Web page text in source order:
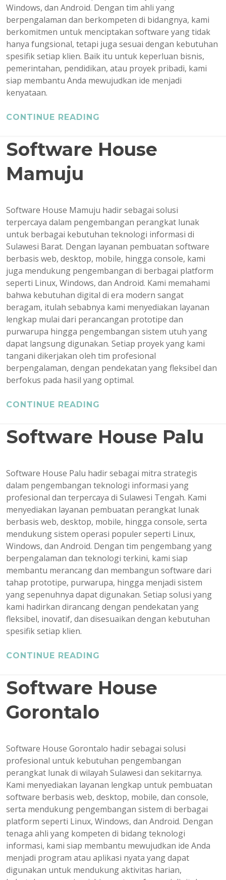
Windows, dan Android. Dengan tim ahli yang
berpengalaman dan berkompeten di bidangnya, kami
berkomitmen untuk menciptakan software yang tidak
hanya fungsional, tetapi juga sesuai dengan kebutuhan
spesifik setiap klien. Baik itu untuk keperluan bisnis,
pemerintahan, pendidikan, atau proyek pribadi, kami
siap membantu Anda mewujudkan ide menjadi
kenyataan.
CONTINUE READING
Software House
Mamuju
Software House Mamuju hadir sebagai solusi
terpercaya dalam pengembangan perangkat lunak
untuk berbagai kebutuhan teknologi informasi di
Sulawesi Barat. Dengan layanan pembuatan software
berbasis web, desktop, mobile, hingga console, kami
juga mendukung pengembangan di berbagai platform
seperti Linux, Windows, dan Android. Kami memahami
bahwa kebutuhan digital di era modern sangat
beragam, itulah sebabnya kami menyediakan layanan
lengkap mulai dari perancangan prototipe dan
purwarupa hingga pengembangan sistem utuh yang
dapat langsung digunakan. Setiap proyek yang kami
tangani dikerjakan oleh tim profesional
berpengalaman, dengan pendekatan yang fleksibel dan
berfokus pada hasil yang optimal.
CONTINUE READING
Software House Palu
Software House Palu hadir sebagai mitra strategis
dalam pengembangan teknologi informasi yang
profesional dan terpercaya di Sulawesi Tengah. Kami
menyediakan layanan pembuatan perangkat lunak
berbasis web, desktop, mobile, hingga console, serta
mendukung sistem operasi populer seperti Linux,
Windows, dan Android. Dengan tim pengembang yang
berpengalaman dan teknologi terkini, kami siap
membantu merancang dan membangun software dari
tahap prototipe, purwarupa, hingga menjadi sistem
yang sepenuhnya dapat digunakan. Setiap solusi yang
kami hadirkan dirancang dengan pendekatan yang
fleksibel, inovatif, dan disesuaikan dengan kebutuhan
spesifik setiap klien.
CONTINUE READING
Software House
Gorontalo
Software House Gorontalo hadir sebagai solusi
profesional untuk kebutuhan pengembangan
perangkat lunak di wilayah Sulawesi dan sekitarnya.
Kami menyediakan layanan lengkap untuk pembuatan
software berbasis web, desktop, mobile, dan console,
serta mendukung pengembangan sistem di berbagai
platform seperti Linux, Windows, dan Android. Dengan
tenaga ahli yang kompeten di bidang teknologi
informasi, kami siap membantu mewujudkan ide Anda
menjadi program atau aplikasi nyata yang dapat
digunakan untuk mendukung aktivitas harian,